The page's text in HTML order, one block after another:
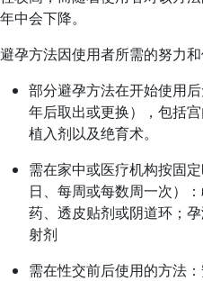
年中会下降。
避孕方法因使用者所需的努力
部分避孕方法在开始使用
年后取出或更换），包括
植入剂以及绝育术。
需在家中或医疗机构按固
日、每周或每数周一次）：
药、透皮贴剂或阴道环；
射剂
需在性交前后使用的方法